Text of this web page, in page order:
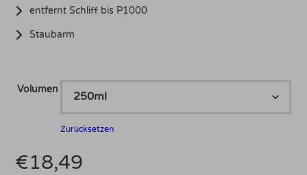
entfernt Schliff bis P1000
Staubarm
Volumen
Zurücksetzen
€18,49